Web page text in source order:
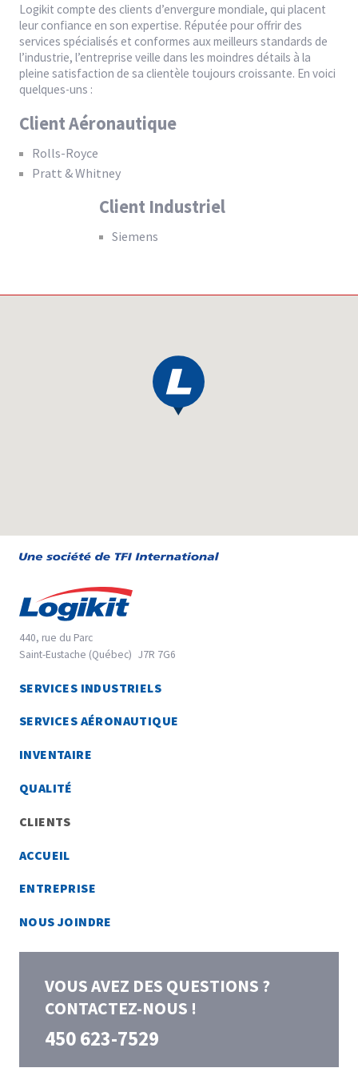
Logikit compte des clients d’envergure mondiale, qui placent
leur confiance en son expertise. Réputée pour offrir des
services spécialisés et conformes aux meilleurs standards de
l’industrie, l’entreprise veille dans les moindres détails à la
pleine satisfaction de sa clientèle toujours croissante. En voici
quelques-uns :
Client Aéronautique
Rolls-Royce
Pratt & Whitney
Client Industriel
Siemens
440, rue du Parc
Saint-Eustache (Québec) J7R 7G6
-73.9148229
SERVICES INDUSTRIELS
SERVICES AÉRONAUTIQUE
INVENTAIRE
QUALITÉ
CLIENTS
ACCUEIL
ENTREPRISE
NOUS JOINDRE
VOUS AVEZ DES QUESTIONS ?
CONTACTEZ-NOUS !
450 623-7529